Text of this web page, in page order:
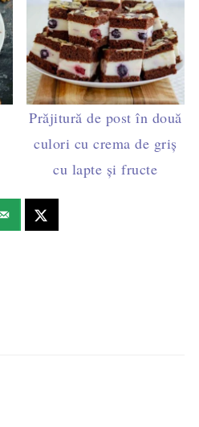
Prăjitură de post în două
culori cu crema de griș
cu lapte și fructe